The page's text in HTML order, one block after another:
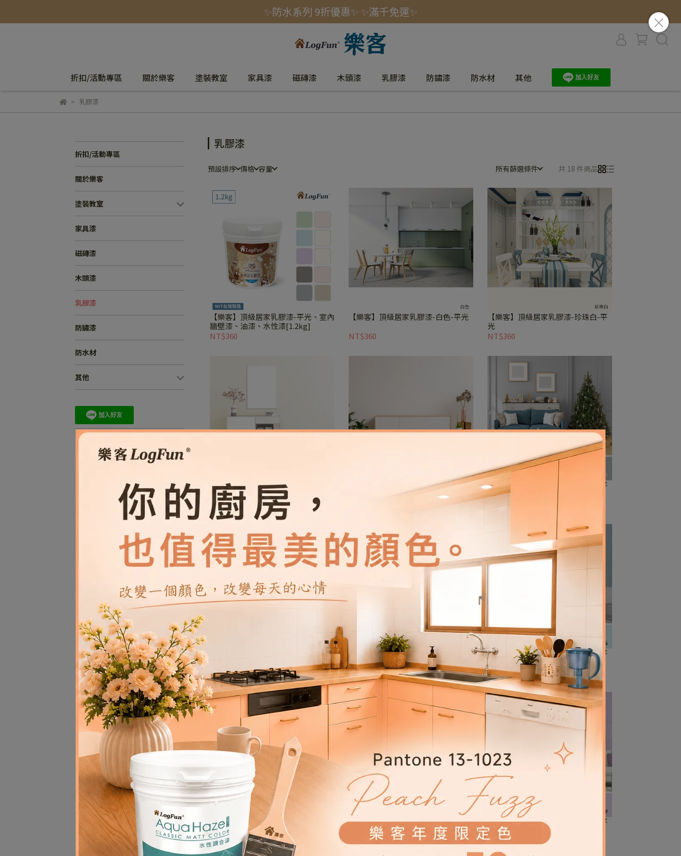
✨防水系列 9折優惠✨ ✨滿千免運✨
折扣/活動專區 關於樂客 塗裝教室 家具漆 磁磚漆 木頭漆 乳膠漆 防鏽漆 防水材 其他
乳膠漆
折扣/活動專區
關於樂客
塗裝教室
家具漆
磁磚漆
木頭漆
乳膠漆
防鏽漆
防水材
其他
乳膠漆
預設排序 價格 容量 所有篩選條件 共 18 件商品
【樂客】頂級居家乳膠漆-平光、室內
牆壁漆、油漆、水性漆[1.2kg]
NT$360
【樂客】頂級居家乳膠漆-白色-平光
NT$360
【樂客】頂級居家乳膠漆-珍珠白-平
光
NT$360
【樂客】頂級居家乳膠漆-百合白-平
光
NT$360
【樂客】頂級居家乳膠漆-玫瑰白-平
【樂客】頂級居家乳膠漆-迷霧灰-平
光
NT$360
【樂客】頂級居家乳膠漆-鼠尾草-平
NT$360
【樂客】頂級居家乳膠漆-舒達綠-平
光
NT$360
【樂客】頂級居家乳膠漆-嬰兒藍-平
光
NT$360
【樂客】頂級居家乳膠漆-黎明灰-平
光
NT$360
【樂客】頂級居家乳膠漆-藤色-平光
NT$360
【樂客】頂級居家乳膠漆-薰衣草-平
光
NT$360